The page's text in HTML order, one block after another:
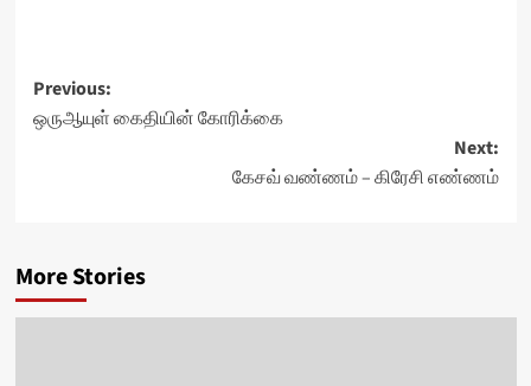
Post
navigation
Previous:
ஒருஆயுள் கைதியின் கோரிக்கை
Next:
கேசவ் வண்ணம் – கிரேசி எண்ணம்
More Stories